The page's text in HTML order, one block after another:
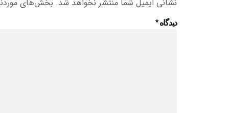
نشانی ایمیل شما منتشر نخواهد شد. بخش‌های
دیدگاه*